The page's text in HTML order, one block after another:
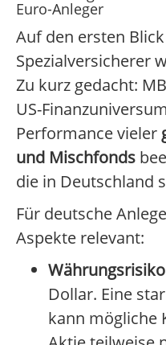
Euro-Anleger
Auf den ersten
Spezialversicherer
Zu kurz gedacht:
US-
Performance vieler
und Mischfonds
die in Deutschland
Für deutsche
Aspekte relevant:
Dollar. Eine
kann mögliche